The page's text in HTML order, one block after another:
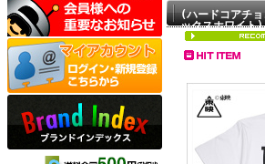
(ハードコアチョ
ックスホワイ